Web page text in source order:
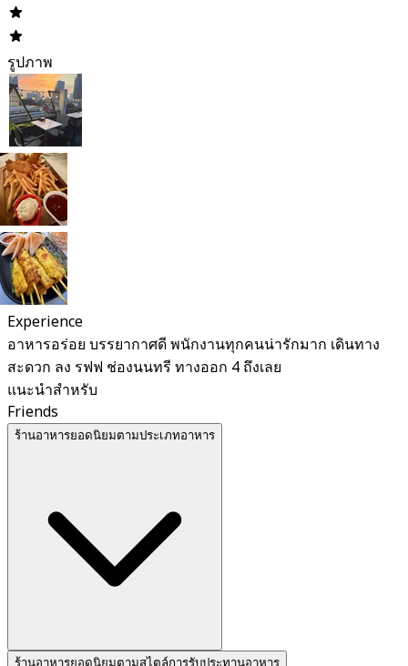
รูปภาพ
Experience
อาหารอร่อย บรรยากาศดี พนักงานทุกคนน่ารักมาก เดินทาง
สะดวก ลง รฟฟ ช่องนนทรี ทางออก 4 ถึงเลย
แนะนำสำหรับ
Friends
ร้านอาหารยอดนิยมตามประเภทอาหาร
ร้านอาหารยอดนิยมตามสไตล์การรับประทานอาหาร